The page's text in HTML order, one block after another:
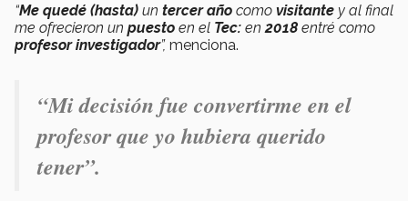
“Me quedé (hasta) un tercer año como visitante y al final
me ofrecieron un puesto en el Tec: en 2018 entré como
profesor investigador”, menciona.
“Mi decisión fue convertirme en el
profesor que yo hubiera querido
tener”.